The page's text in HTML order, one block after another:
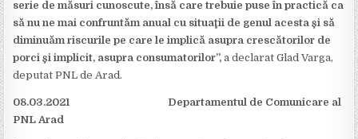
serie de măsuri cunoscute, însă care trebuie puse în practică ca
să nu ne mai confruntăm anual cu situaţii de genul acesta şi să
diminuăm riscurile pe care le implică asupra crescătorilor de
porci şi implicit, asupra consumatorilor”,a declarat Glad Varga,
deputat PNL de Arad.
08.03.2021 Departamentul de Comunicare al
PNL Arad